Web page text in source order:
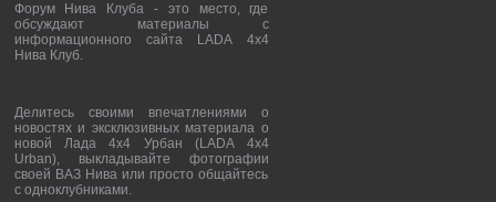
Форум Нива Клуба - это место, где
обсуждают материалы с
информационного сайта LADA 4x4
Нива Клуб.
Делитесь своими впечатлениями о
новостях и эксклюзивных материала о
новой Лада 4х4 Урбан (LADA 4x4
Urban), выкладывайте фотографии
своей ВАЗ Нива или просто общайтесь
с одноклубниками.